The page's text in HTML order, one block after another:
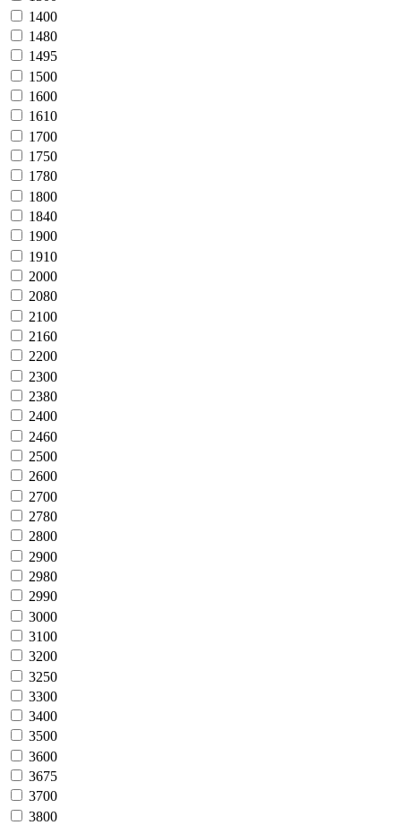
1400
1480
1495
1500
1600
1610
1700
1750
1780
1800
1840
1900
1910
2000
2080
2100
2160
2200
2300
2380
2400
2460
2500
2600
2700
2780
2800
2900
2980
2990
3000
3100
3200
3250
3300
3400
3500
3600
3675
3700
3800